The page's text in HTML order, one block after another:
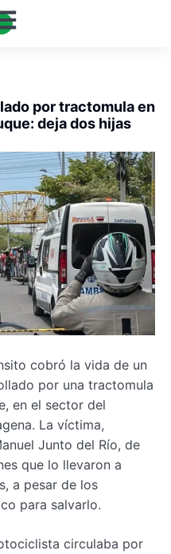
por tractomula en
deja dos hijas
cobró la vida de un
por una tractomula
en el sector del
La víctima,
Junto del Río, de
que lo llevaron a
a pesar de los
para salvarlo.
circulaba por